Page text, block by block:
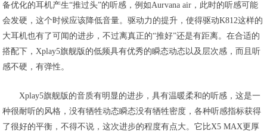
备优化的耳机产生“推过头”的听感，例如Aurvana air，此时的听感可能
会发硬，这个时候应该降低音量。驱动力的提升，使得驱动K812这样的
大耳机也有了可闻的进步，不过离真正的“推好”还是有距离。在合适的
搭配下，Xplay5旗舰版的低频具有优秀的瞬态动态以及层次感，而且听
感不硬，有弹性。
Xplay5旗舰版的音质有明显的进步，具有温暖柔和的听感，这是一
种很耐听的风格，没有牺牲动态瞬态没有牺牲密度，各种听感指标获得
了很好的平衡，不得不说，这次进步的程度有点大。它比X5 MAX更厚